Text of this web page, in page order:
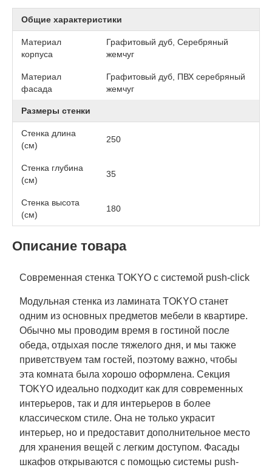
Общие характеристики
Материал
корпуса
Графитовый дуб, Серебряный
жемчуг
Материал
фасада
Графитовый дуб, ПВХ серебряный
жемчуг
Размеры стенки
Стенка длина
(см)
250
Стенка глубина
(см)
35
Стенка высота
(см)
180
Описание товара
Современная стенка TOKYO с системой push-click
Модульная стенка из ламината TOKYO станет
одним из основных предметов мебели в квартире.
Обычно мы проводим время в гостиной после
обеда, отдыхая после тяжелого дня, и мы также
приветствуем там гостей, поэтому важно, чтобы
эта комната была хорошо оформлена. Секция
TOKYO идеально подходит как для современных
интерьеров, так и для интерьеров в более
классическом стиле. Она не только украсит
интерьер, но и предоставит дополнительное место
для хранения вещей с легким доступом. Фасады
шкафов открываются с помощью системы push-